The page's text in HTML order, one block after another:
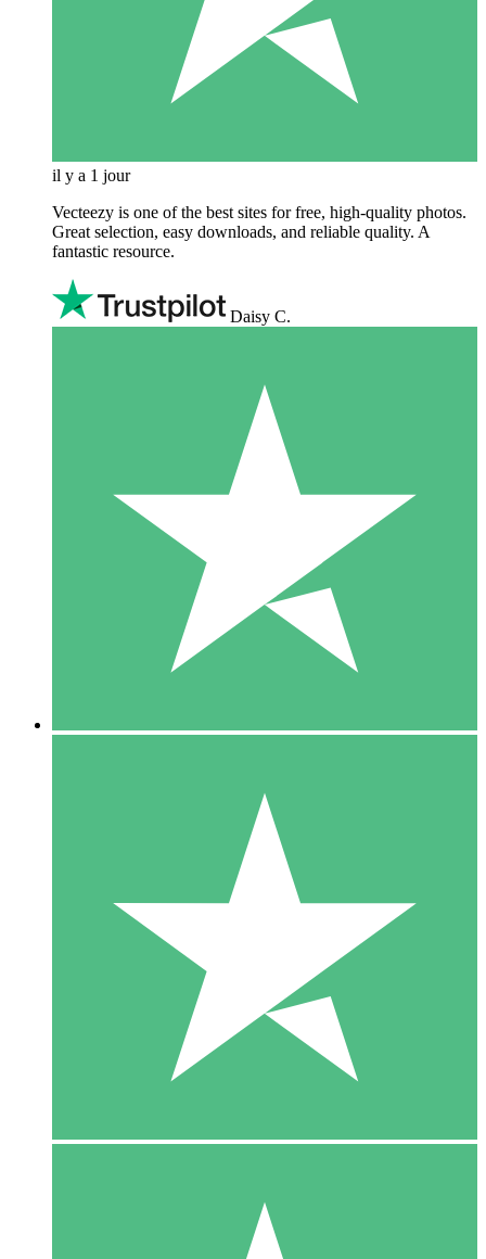
il y a 1 jour
Vecteezy is one of the best sites for free, high‑quality photos.
Great selection, easy downloads, and reliable quality. A
fantastic resource.
Daisy C.